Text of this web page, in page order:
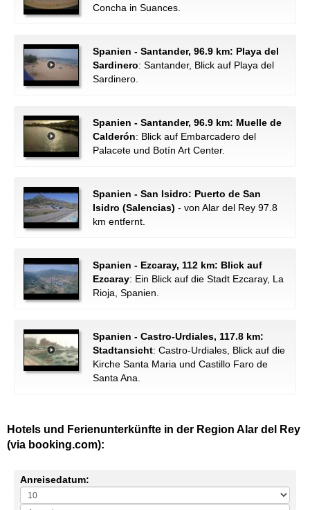
Concha in Suances.
Spanien - Santander, 96.9 km: Playa del
Sardinero: Santander, Blick auf Playa del
Sardinero.
Spanien - Santander, 96.9 km: Muelle de
Calderón: Blick auf Embarcadero del
Palacete und Botín Art Center.
Spanien - San Isidro: Puerto de San
Isidro (Salencias) - von Alar del Rey 97.8
km entfernt.
Spanien - Ezcaray, 112 km: Blick auf
Ezcaray: Ein Blick auf die Stadt Ezcaray, La
Rioja, Spanien.
Spanien - Castro-Urdiales, 117.8 km:
Stadtansicht: Castro-Urdiales, Blick auf die
Kirche Santa Maria und Castillo Faro de
Santa Ana.
Hotels und Ferienunterkünfte in der Region Alar del Rey
(via booking.com):
Anreisedatum: